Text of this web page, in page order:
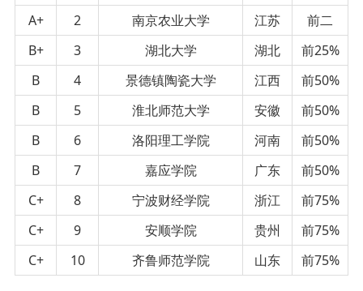
A+
2 南京农业大学 江苏
前二
B+
3 湖北大学 湖北
前25%
B
4 景德镇陶瓷大学 江西
前50%
B
5 淮北师范大学 安徽
前50%
B
6 洛阳理工学院 河南
前50%
B
7 嘉应学院 广东
前50%
C+
8 宁波财经学院 浙江
前75%
C+
9 安顺学院 贵州
前75%
C+
10 齐鲁师范学院 山东 前75%